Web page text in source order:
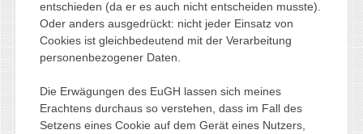
entschieden (da er es auch nicht entscheiden musste).
Oder anders ausgedrückt: nicht jeder Einsatz von
Cookies ist gleichbedeutend mit der Verarbeitung
personenbezogener Daten.
Die Erwägungen des EuGH lassen sich meines
Erachtens durchaus so verstehen, dass im Fall des
Setzens eines Cookie auf dem Gerät eines Nutzers,